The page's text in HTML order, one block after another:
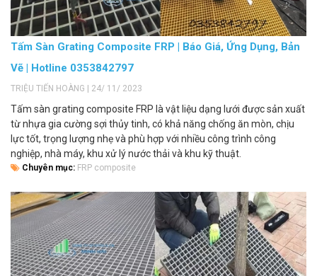
Tấm Sàn Grating Composite FRP | Báo Giá, Ứng Dụng, Bản
Vẽ | Hotline 0353842797
TRIỆU TIẾN HOÀNG | 24/ 11/ 2023
Tấm sàn grating composite FRP là vật liệu dạng lưới được sản xuất
từ nhựa gia cường sợi thủy tinh, có khả năng chống ăn mòn, chịu
lực tốt, trọng lượng nhẹ và phù hợp với nhiều công trình công
nghiệp, nhà máy, khu xử lý nước thải và khu kỹ thuật.
Chuyên mục: FRP composite